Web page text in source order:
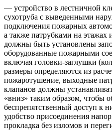
— устройство в лестничной
сухотруба с выведенными
подключения пожарных
а также патрубками на этажах
должны быть установлены
оборудованные пожарными
включая головки-заглушки
размеры определяются из
пожаротушение, выходные
клапанов должны
«вниз» таким образом, чтобы
беспрепятственный доступ к
удобство присоединения
прокладка без изломов и